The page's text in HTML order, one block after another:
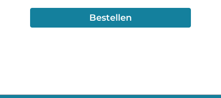
Bestellen